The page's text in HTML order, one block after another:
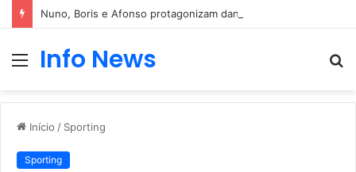
Nuno, Boris e Afonso protagonizam dança sensual
Menu
Info News
Início / Sporting
Sporting